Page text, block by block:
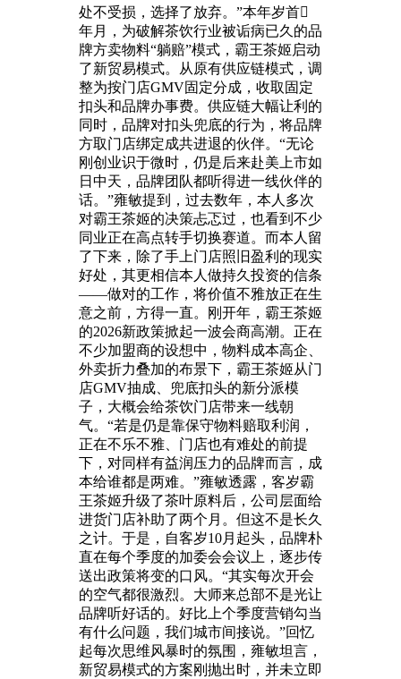
处不受损，选择了放弃。”本年岁首
年月，为破解茶饮行业被诟病已久的品
牌方卖物料“躺赔”模式，霸王茶姬启动
了新贸易模式。从原有供应链模式，调
整为按门店GMV固定分成，收取固定
扣头和品牌办事费。供应链大幅让利的
同时，品牌对扣头兜底的行为，将品牌
方取门店绑定成共进退的伙伴。“无论
刚创业识于微时，仍是后来赴美上市如
日中天，品牌团队都听得进一线伙伴的
话。”雍敏提到，过去数年，本人多次
对霸王茶姬的决策忐忑过，也看到不少
同业正在高点转手切换赛道。而本人留
了下来，除了手上门店照旧盈利的现实
好处，其更相信本人做持久投资的信条
——做对的工作，将价值不雅放正在生
意之前，方得一直。刚开年，霸王茶姬
的2026新政策掀起一波会商高潮。正在
不少加盟商的设想中，物料成本高企、
外卖折力叠加的布景下，霸王茶姬从门
店GMV抽成、兜底扣头的新分派模
子，大概会给茶饮门店带来一线朝
气。“若是仍是靠保守物料赔取利润，
正在不乐不雅、门店也有难处的前提
下，对同样有益润压力的品牌而言，成
本给谁都是两难。”雍敏透露，客岁霸
王茶姬升级了茶叶原料后，公司层面给
进货门店补助了两个月。但这不是长久
之计。于是，自客岁10月起头，品牌朴
直在每个季度的加委会会议上，逐步传
送出政策将变的口风。“其实每次开会
的空气都很激烈。大师来总部不是光让
品牌听好话的。好比上个季度营销勾当
有什么问题，我们城市间接说。”回忆
起每次思维风暴时的氛围，雍敏坦言，
新贸易模式的方案刚抛出时，并未立即